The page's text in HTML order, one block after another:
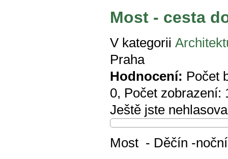
Most - cesta
V kategorii
Praha
Hodnocení: Počet
0, Počet zobrazení:
Ještě jste
Most - Děčín -